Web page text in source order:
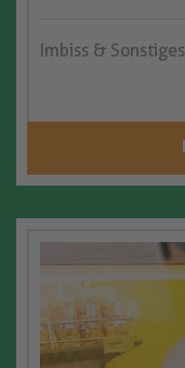
Imbiss & Sonstiges